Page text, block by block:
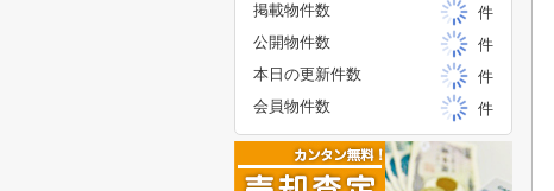
掲載物件数
件
公開物件数
件
本日の更新件数
件
会員物件数
件